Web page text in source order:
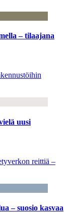
– tilaajana
uusi
reittiä –
– suosio kasvaa